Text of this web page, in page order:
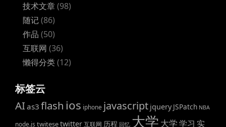
技术文章(98)
随记(86)
作品 (50)
互联网 (36)
懒得分类(12)
标签云
AIas3 flash ios iphone javascript jquery JSPatch NBA
node.js twitesetwitter互联网 历程 回忆 大学 大学学习 实